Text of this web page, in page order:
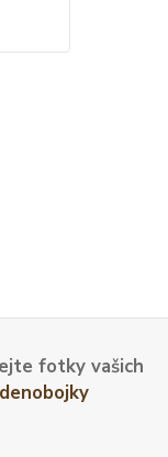
fotky vašich